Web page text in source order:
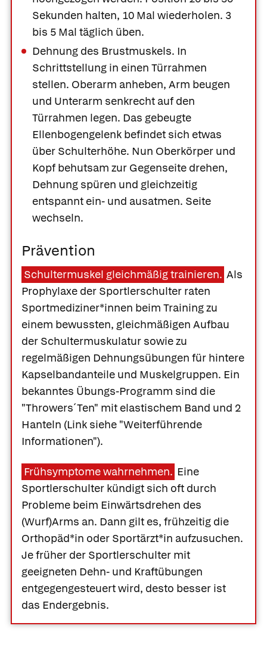
Sekunden halten, 10 Mal wiederholen. 3
bis 5 Mal täglich üben.
Dehnung des Brustmuskels. In
Schrittstellung in einen Türrahmen
stellen. Oberarm anheben, Arm beugen
und Unterarm senkrecht auf den
Türrahmen legen. Das gebeugte
Ellenbogengelenk befindet sich etwas
über Schulterhöhe. Nun Oberkörper und
Kopf behutsam zur Gegenseite drehen,
Dehnung spüren und gleichzeitig
entspannt ein- und ausatmen. Seite
wechseln.
Prävention
Schultermuskel gleichmäßig trainieren. Als
Prophylaxe der Sportlerschulter raten
Sportmediziner*innen beim Training zu
einem bewussten, gleichmäßigen Aufbau
der Schultermuskulatur sowie zu
regelmäßigen Dehnungsübungen für hintere
Kapselbandanteile und Muskelgruppen. Ein
bekanntes Übungs-Programm sind die
"Throwers´Ten" mit elastischem Band und 2
Hanteln (Link siehe "Weiterführende
Informationen").
Frühsymptome wahrnehmen. Eine
Sportlerschulter kündigt sich oft durch
Probleme beim Einwärtsdrehen des
(Wurf)Arms an. Dann gilt es, frühzeitig die
Orthopäd*in oder Sportärzt*in aufzusuchen.
Je früher der Sportlerschulter mit
geeigneten Dehn- und Kraftübungen
entgegengesteuert wird, desto besser ist
das Endergebnis.